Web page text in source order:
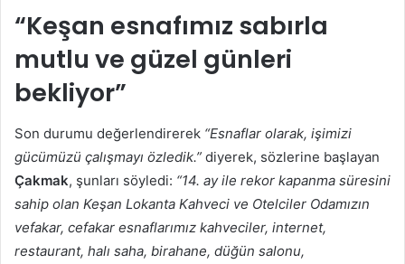
“Keşan esnafımız sabırla
mutlu ve güzel günleri
bekliyor”
Son durumu değerlendirerek “Esnaflar olarak, işimizi
gücümüzü çalışmayı özledik.” diyerek, sözlerine başlayan
Çakmak, şunları söyledi: “14. ay ile rekor kapanma süresini
sahip olan Keşan Lokanta Kahveci ve Otelciler Odamızın
vefakar, cefakar esnaflarımız kahveciler, internet,
restaurant, halı saha, birahane, düğün salonu,